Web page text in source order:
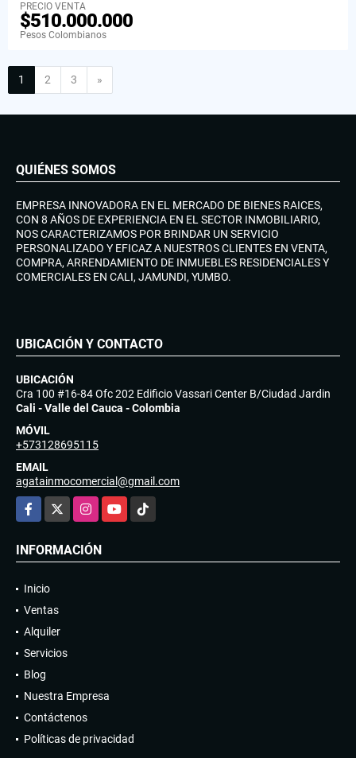
PRECIO VENTA
$510.000.000
Pesos Colombianos
1 2 3 »
QUIÉNES SOMOS
EMPRESA INNOVADORA EN EL MERCADO DE BIENES RAICES,
CON 8 AÑOS DE EXPERIENCIA EN EL SECTOR INMOBILIARIO,
NOS CARACTERIZAMOS POR BRINDAR UN SERVICIO
PERSONALIZADO Y EFICAZ A NUESTROS CLIENTES EN VENTA,
COMPRA, ARRENDAMIENTO DE INMUEBLES RESIDENCIALES Y
COMERCIALES EN CALI, JAMUNDI, YUMBO.
UBICACIÓN Y CONTACTO
UBICACIÓN
Cra 100 #16-84 Ofc 202 Edificio Vassari Center B/Ciudad Jardin
Cali - Valle del Cauca - Colombia
MÓVIL
+573128695115
EMAIL
agatainmocomercial@gmail.com
Facebook
InstagramYouTubeTikTok
INFORMACIÓN
Inicio
Ventas
Alquiler
Servicios
Blog
Nuestra Empresa
Contáctenos
Políticas de privacidad